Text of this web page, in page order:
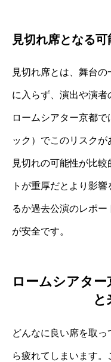
見切れ席となる
見切れ席とは、舞台
に入らず、演出や演者
ロームシアター京都
ック）でこのリスク
見切れの可能性が比
トが重厚だとより影
るか過去公演のレポ
が安全です。
ロームシアタ
と
どんなに良い席を取
ら疲れてしまいます